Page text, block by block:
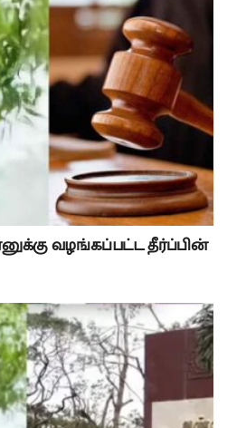
வழங்கப்பட்ட தீர்ப்பின்